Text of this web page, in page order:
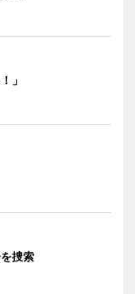
」
捜索